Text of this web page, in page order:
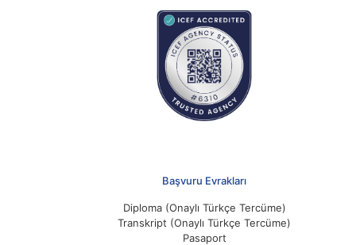
Başvuru Evrakları
Diploma (Onaylı Türkçe Tercüme)
Transkript (Onaylı Türkçe Tercüme)
Pasaport